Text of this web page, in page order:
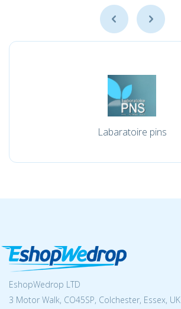
Labaratoire pins
EshopWedrop LTD
3 Motor Walk, CO45SP, Colchester, Essex, UK